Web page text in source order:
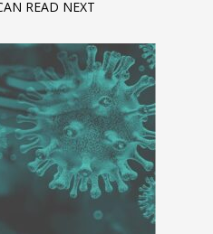
READ NEXT